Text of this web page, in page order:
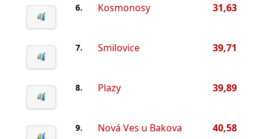
6. Kosmonosy 31,63
7. Smilovice 39,71
8. Plazy 39,89
9. Nová Ves u Bakova 40,58